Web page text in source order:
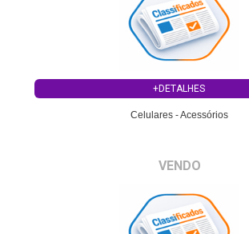
+DETALHES
Celulares - Acessórios
VENDO